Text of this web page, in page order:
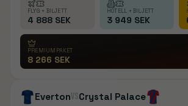
FLYG + BILJETT
4 888 SEK
HOTELL + BILJETT
3 949 SEK
PREMIUMPAKET
8 266 SEK
EvertonvsCrystal Palace